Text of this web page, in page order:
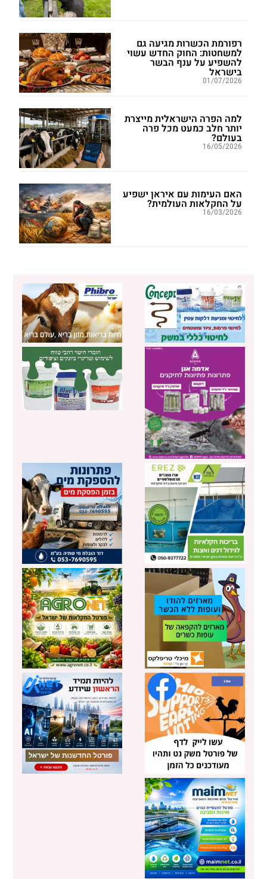
רפורמת הכשרות מגיעה גם
למשחטות: החוק החדש עשוי
להשפיע על ענף הבשר
בישראל
01/07/2026
למה הפרה הישראלית מייצרת
יותר חלב כמעט מכל פרה
בעולם?
16/05/2026
האם העימות עם איראן ישפיע
על החקלאות העולמית?
16/03/2026